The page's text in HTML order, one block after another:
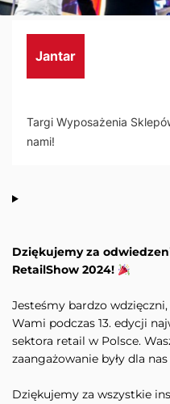
Jantar
Targi Wyposażenia
nami!
Dziękujemy za
RetailShow 2024!
Jesteśmy bardzo
Wami podczas 13. edycji
sektora retail w Polsce.
zaangażowanie były dla
Dziękujemy za wszystkie